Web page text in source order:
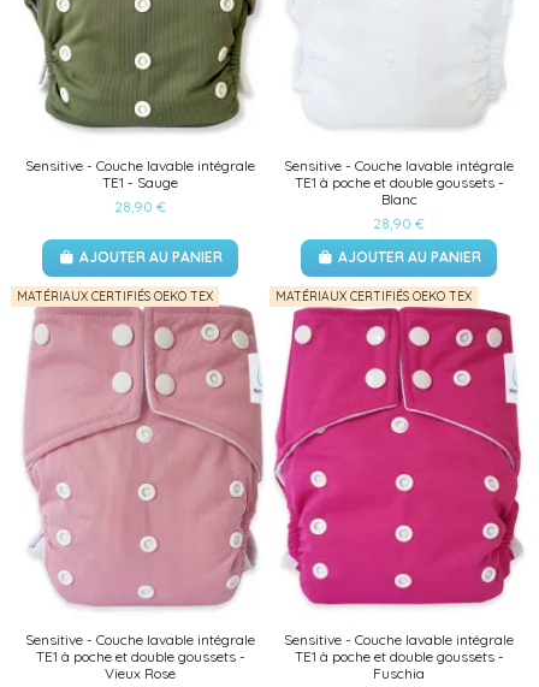
Sensitive - Couche lavable intégrale
TE1 - Sauge
28,90 €
AJOUTER AU PANIER
Sensitive - Couche lavable intégrale
TE1 à poche et double goussets -
Blanc
28,90 €
AJOUTER AU PANIER
MATÉRIAUX CERTIFIÉS OEKO TEX
Sensitive - Couche lavable intégrale
TE1 à poche et double goussets -
Vieux Rose
MATÉRIAUX CERTIFIÉS OEKO TEX
Sensitive - Couche lavable intégrale
TE1 à poche et double goussets -
Fuschia